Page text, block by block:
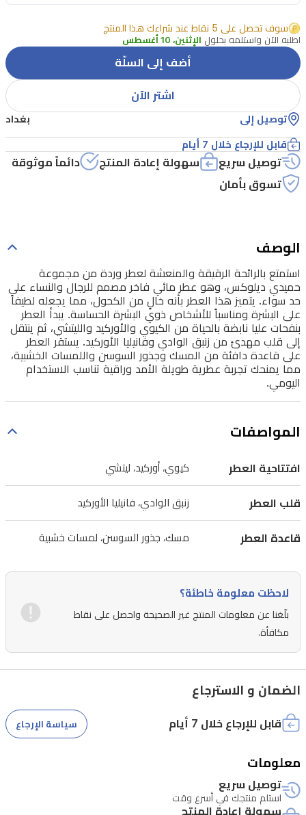
حميدي
ديلوكس،
وهو
عطر
مائي
فاخر
مصمم
للرجال
سواء.
يتميز
هذا
العطر
بأنه
خالٍ
من
الكحول،
مما
يجعله
لطيفاً
على
البشرة
البشرة
الحساسة.
يبدأ
العطر
بنفحات
عليا
نابضة
بالحياة
الكيوي
والأوركيد
سوف تحصل على 5 نقاط عند شراءك هذا المنتج
اطلبه الآن واستلمه بحلول الإثنين، 10 أغسطس
أضف إلى السلّة
اشتر الآن
توصيل إلى بغداد
قابل للإرجاع خلال 7 أيام
توصيل سريع سهولة إعادة المنتج
دائماً موثوقة
تسوق بأمان
الوصف
استمتع بالرائحة الرقيقة والمنعشة لعطر وردة من مجموعة
حميدي ديلوكس، وهو عطر مائي فاخر مصمم للرجال والنساء على
حد سواء. يتميز هذا العطر بأنه خالٍ من الكحول، مما يجعله لطيفاً
على البشرة ومناسباً للأشخاص ذوي البشرة الحساسة. يبدأ العطر
بنفحات عليا نابضة بالحياة من الكيوي والأوركيد والليتشي، ثم ينتقل
إلى قلب مهدئ من زنبق الوادي وفانيليا الأوركيد. يستقر العطر
على قاعدة دافئة من المسك وجذور السوسن واللمسات الخشبية،
مما يمنحك تجربة عطرية طويلة الأمد وراقية تناسب الاستخدام
اليومي.
المواصفات
افتتاحية العطر كيوي، أوركيد، ليتشي
قلب العطر زنبق الوادي، فانيليا الأوركيد
قاعدة العطر مسك، جذور السوسن، لمسات خشبية
لاحظت معلومة خاطئة؟
بلّغنا عن معلومات المنتج غير الصحيحة واحصل على نقاط
مكافأة.
الضمان و الاسترجاع
قابل للإرجاع خلال 7 أيام سياسة الإرجاع
معلومات
توصيل سريع
استلم منتجك في أسرع وقت
سهولة إعادة المنتج